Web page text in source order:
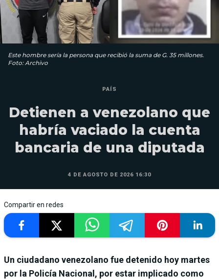
Este hombre sería la persona que recibió la suma de G. 35 millones.
Foto: Archivo
PAÍS
Detienen a venezolano que
habría vaciado la cuenta
bancaria de una diputada
4 DE AGOSTO DE 2026 16:30
Compartir en redes
Un ciudadano venezolano fue detenido hoy martes
por la Policía Nacional, por estar implicado como